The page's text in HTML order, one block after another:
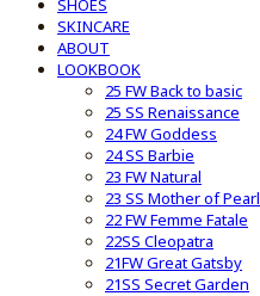
SHOES
SKINCARE
ABOUT
LOOKBOOK
25 FW Back to basic
25 SS Renaissance
24 FW Goddess
24 SS Barbie
23 FW Natural
23 SS Mother of Pearl
22 FW Femme Fatale
22SS Cleopatra
21FW Great Gatsby
21SS Secret Garden